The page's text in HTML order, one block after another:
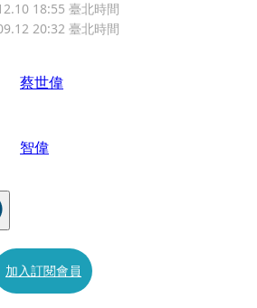
18:55 臺北時間
20:32 臺北時間
蔡世偉
智偉
加入訂閱會員